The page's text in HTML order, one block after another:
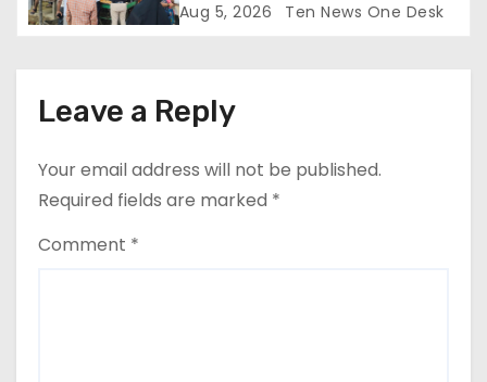
Aug 5, 2026 Ten News One Desk
Leave a Reply
Your email address will not be published.
Required fields are marked *
Comment *